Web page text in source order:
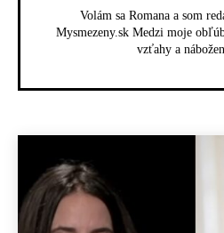
Volám sa Romana a som
Mysmezeny.sk Medzi moje
vzťahy a